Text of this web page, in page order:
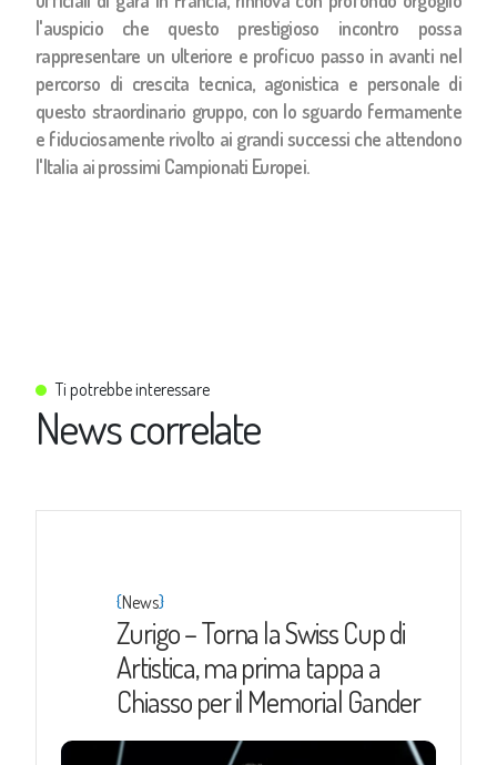
l'auspicio che questo prestigioso incontro possa
rappresentare un ulteriore e proficuo passo in avanti nel
percorso di crescita tecnica, agonistica e personale di
questo straordinario gruppo, con lo sguardo fermamente
e fiduciosamente rivolto ai grandi successi che attendono
l'Italia ai prossimi Campionati Europei.
Ti potrebbe interessare
News correlate
{News}
Zurigo – Torna la Swiss Cup di
Artistica, ma prima tappa a
Chiasso per il Memorial Gander